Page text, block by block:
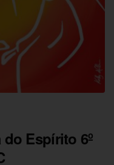
Espírito 6º